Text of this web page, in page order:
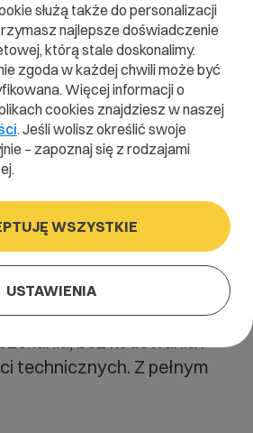
strony masz w kilka minut!
fotograficzne na ulicy
biuro rachunkowe przy 1
stronę możesz mieć
bez kodowania i
technicznych. Z pełnym
służą także do personalizacji
najlepsze doświadczenie
którą stale doskonalimy.
zgoda w każdej chwili może być
Więcej informacji o
cookies znajdziesz w naszej
. Jeśli wolisz określić swoje
– zapoznaj się z rodzajami
WSZYSTKIE
USTAWIENIA